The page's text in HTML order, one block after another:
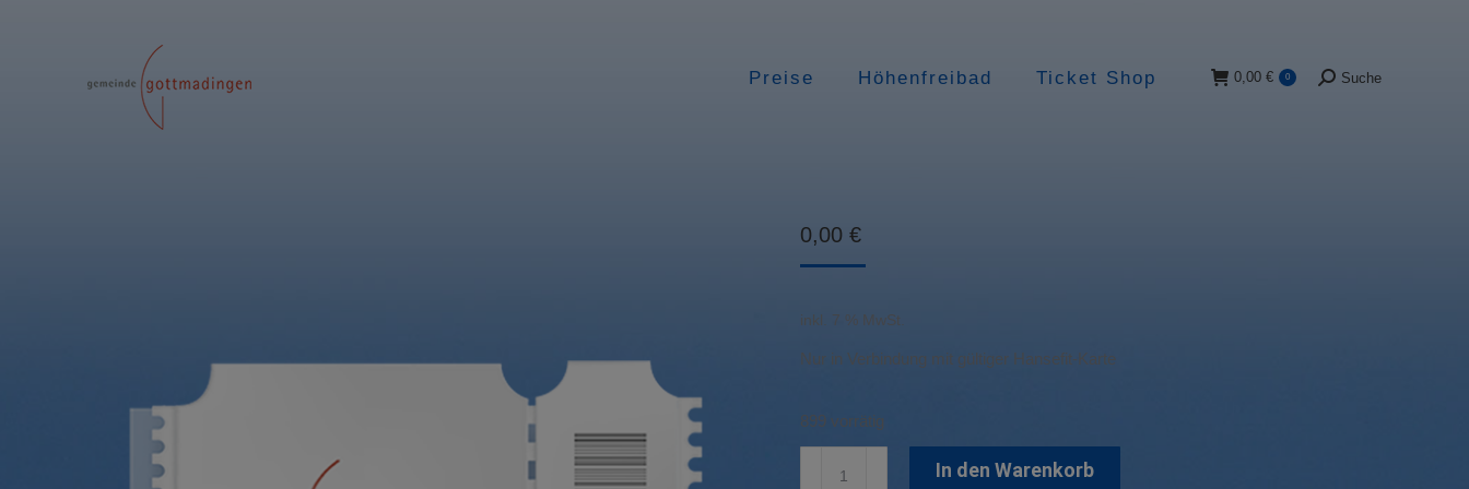
Preise Höhenfreibad Ticket Shop 0,00 € 0 Suche:
Suche
0,00 €
inkl. 7 % MwSt.
Nur in Verbindung mit gültiger Hansefit-Karte
899 vorrätig
In den Warenkorb